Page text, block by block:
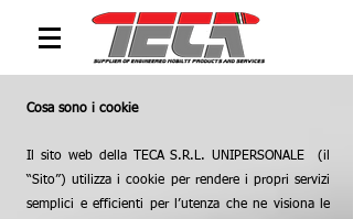
Cosa sono i cookie
Il sito web della TECA S.R.L. UNIPERSONALE (il
“Sito”) utilizza i cookie per rendere i propri servizi
semplici e efficienti per l’utenza che ne visiona le